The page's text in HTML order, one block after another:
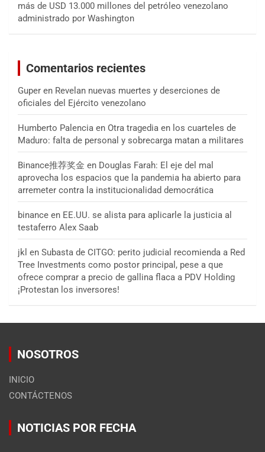
más de USD 13.000 millones del petróleo venezolano
administrado por Washington
Comentarios recientes
Guper en Revelan nuevas muertes y deserciones de
oficiales del Ejército venezolano
Humberto Palencia en Otra tragedia en los cuarteles de
Maduro: falta de personal y sobrecarga matan a militares
Binance推荐奖金 en Douglas Farah: El eje del mal
aprovecha los espacios que la pandemia ha abierto para
arremeter contra la institucionalidad democrática
binance en EE.UU. se alista para aplicarle la justicia al
testaferro Alex Saab
jkl en Subasta de CITGO: perito judicial recomienda a Red
Tree Investments como postor principal, pese a que
ofrece comprar a precio de gallina flaca a PDV Holding
¡Protestan los inversores!
NOSOTROS
INICIO
CONTÁCTENOS
NOTICIAS POR FECHA